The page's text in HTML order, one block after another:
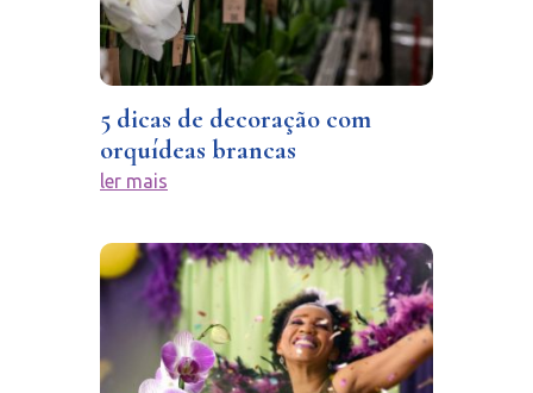
5 dicas de decoração com
orquídeas brancas
ler mais